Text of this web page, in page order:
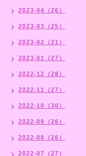
2023-04（26）
2023-03（25）
2023-02（21）
2023-01（27）
2022-12（28）
2022-11（27）
2022-10（30）
2022-09（26）
2022-08（26）
2022-07（27）